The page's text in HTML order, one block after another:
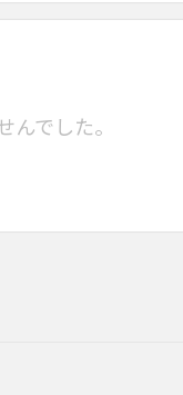
んでした。